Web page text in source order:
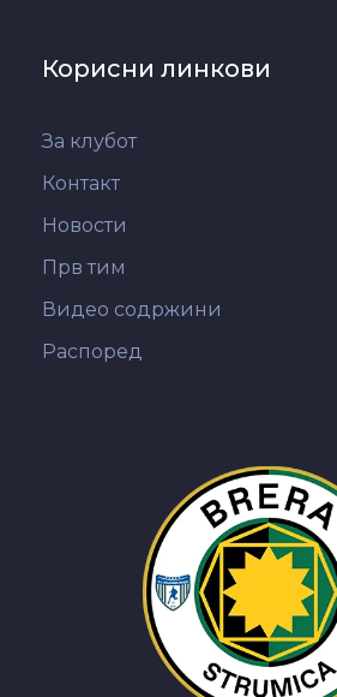
Корисни линкови
За клубот
Контакт
Новости
Прв тим
Видео содржини
Распоред